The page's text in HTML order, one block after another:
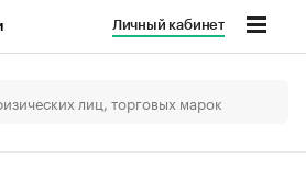
Личный кабинет